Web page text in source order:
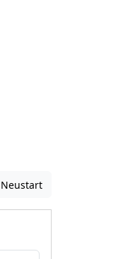
Neustart